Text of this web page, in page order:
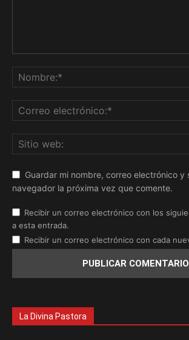
Guardar mi nombre, correo electrónico y
navegador la próxima vez que comente.
Recibir un correo electrónico con los
a esta entrada.
Recibir un correo electrónico con cada
La Divina Pastora